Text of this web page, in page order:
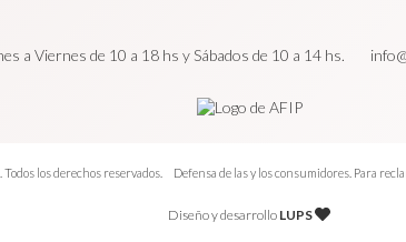
a Viernes de 10 a 18 hs y Sábados de 10 a 14 hs.
los derechos reservados. Defensa de las y los consumidores. Para
Diseño y desarrollo LUPS